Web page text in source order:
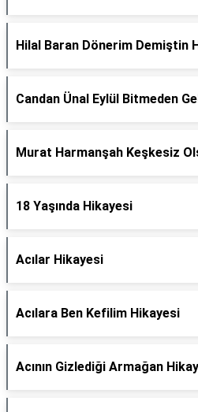
Hilal Baran Dönerim Demiştin
Candan Ünal Eylül Bitmeden
Murat Harmanşah Keşkesiz
18 Yaşında Hikayesi
Acılar Hikayesi
Acılara Ben Kefilim Hikayesi
Acının Gizlediği Armağan